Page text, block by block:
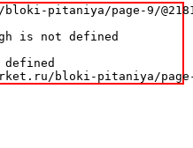
pitaniya/page-9/
is not defined
bloki-pitaniya/